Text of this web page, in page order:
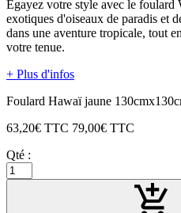
Égayez votre style avec le
exotiques d'oiseaux de paradis et
dans une aventure tropicale, tout
votre tenue.
+ Plus d'infos
Foulard Hawaï jaune
63,20€ TTC 79,00€ TTC
Qté :